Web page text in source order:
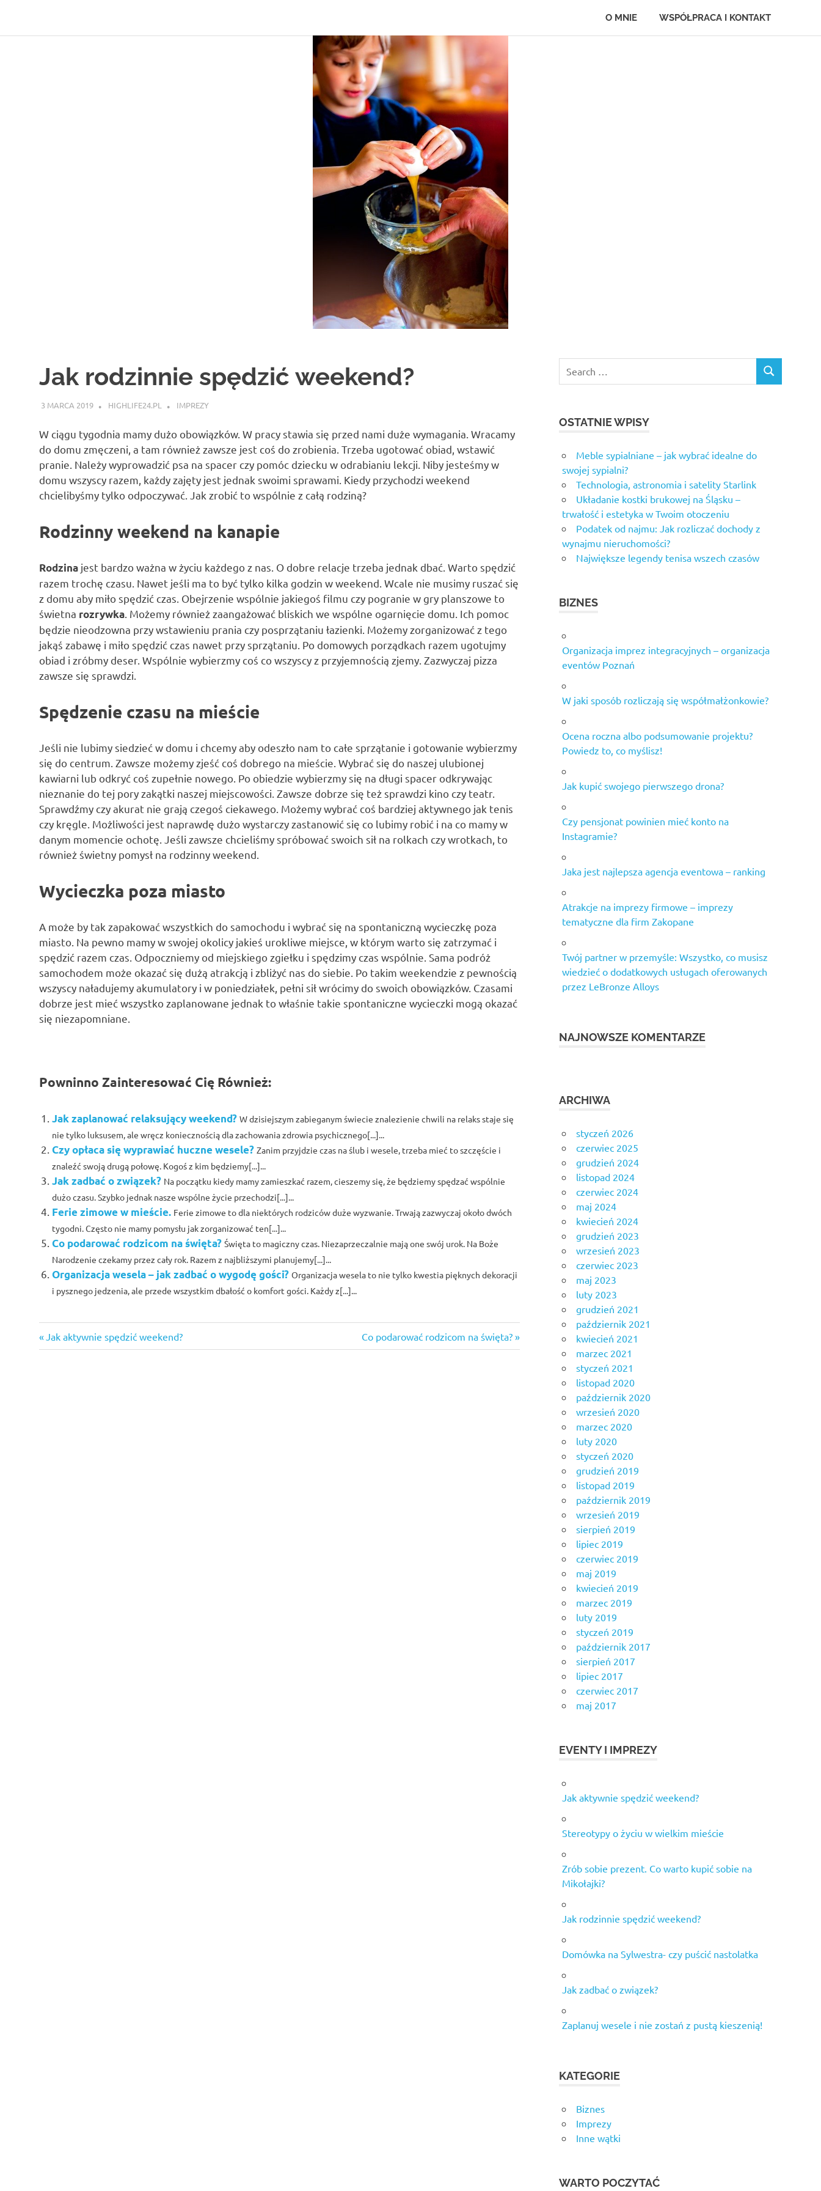
content highlife24.pl
O MNIE WSPÓŁPRACA I KONTAKT
Jak rodzinnie spędzić weekend?
3 MARCA 2019 HIGHLIFE24.PL IMPREZY
W ciągu tygodnia mamy dużo obowiązków. W pracy stawia się przed nami duże wymagania. Wracamy
do domu zmęczeni, a tam również zawsze jest coś do zrobienia. Trzeba ugotować obiad, wstawić
pranie. Należy wyprowadzić psa na spacer czy pomóc dziecku w odrabianiu lekcji. Niby jesteśmy w
domu wszyscy razem, każdy zajęty jest jednak swoimi sprawami. Kiedy przychodzi weekend
chcielibyśmy tylko odpoczywać. Jak zrobić to wspólnie z całą rodziną?
Rodzinny weekend na kanapie
Rodzina jest bardzo ważna w życiu każdego z nas. O dobre relacje trzeba jednak dbać. Warto spędzić
razem trochę czasu. Nawet jeśli ma to być tylko kilka godzin w weekend. Wcale nie musimy ruszać się
z domu aby miło spędzić czas. Obejrzenie wspólnie jakiegoś filmu czy pogranie w gry planszowe to
świetna rozrywka . Możemy również zaangażować bliskich we wspólne ogarnięcie domu. Ich pomoc
będzie nieodzowna przy wstawieniu prania czy posprzątaniu łazienki. Możemy zorganizować z tego
jakąś zabawę i miło spędzić czas nawet przy sprzątaniu. Po domowych porządkach razem ugotujmy
obiad i zróbmy deser. Wspólnie wybierzmy coś co wszyscy z przyjemnością zjemy. Zazwyczaj pizza
zawsze się sprawdzi.
Spędzenie czasu na mieście
Jeśli nie lubimy siedzieć w domu i chcemy aby odeszło nam to całe sprzątanie i gotowanie wybierzmy
się do centrum. Zawsze możemy zjeść coś dobrego na mieście. Wybrać się do naszej ulubionej
kawiarni lub odkryć coś zupełnie nowego. Po obiedzie wybierzmy się na długi spacer odkrywając
nieznanie do tej pory zakątki naszej miejscowości. Zawsze dobrze się też sprawdzi kino czy teatr.
Sprawdźmy czy akurat nie grają czegoś ciekawego. Możemy wybrać coś bardziej aktywnego jak tenis
czy kręgle. Możliwości jest naprawdę dużo wystarczy zastanowić się co lubimy robić i na co mamy w
danym momencie ochotę. Jeśli zawsze chcieliśmy spróbować swoich sił na rolkach czy wrotkach, to
również świetny pomysł na rodzinny weekend.
Wycieczka poza miasto
A może by tak zapakować wszystkich do samochodu i wybrać się na spontaniczną wycieczkę poza
miasto. Na pewno mamy w swojej okolicy jakieś urokliwe miejsce, w którym warto się zatrzymać i
spędzić razem czas. Odpoczniemy od miejskiego zgiełku i spędzimy czas wspólnie. Sama podróż
samochodem może okazać się dużą atrakcją i zbliżyć nas do siebie. Po takim weekendzie z pewnością
wszyscy naładujemy akumulatory i w poniedziałek, pełni sił wrócimy do swoich obowiązków. Czasami
dobrze jest mieć wszystko zaplanowane jednak to właśnie takie spontaniczne wycieczki mogą okazać
się niezapomniane.
Powninno Zainteresować Cię Również:
Jak zaplanować relaksujący weekend? W dzisiejszym zabieganym świecie znalezienie chwili na relaks staje się
nie tylko luksusem, ale wręcz koniecznością dla zachowania zdrowia psychicznego[...]...
Czy opłaca się wyprawiać huczne wesele? Zanim przyjdzie czas na ślub i wesele, trzeba mieć to szczęście i
znaleźć swoją drugą połowę. Kogoś z kim będziemy[...]...
Jak zadbać o związek? Na początku kiedy mamy zamieszkać razem, cieszemy się, że będziemy spędzać wspólnie
dużo czasu. Szybko jednak nasze wspólne życie przechodzi[...]...
Ferie zimowe w mieście. Ferie zimowe to dla niektórych rodziców duże wyzwanie. Trwają zazwyczaj około dwóch
tygodni. Często nie mamy pomysłu jak zorganizować ten[...]...
Co podarować rodzicom na święta? Święta to magiczny czas. Niezaprzeczalnie mają one swój urok. Na Boże
Narodzenie czekamy przez cały rok. Razem z najbliższymi planujemy[...]...
Organizacja wesela – jak zadbać o wygodę gości? Organizacja wesela to nie tylko kwestia pięknych dekoracji
i pysznego jedzenia, ale przede wszystkim dbałość o komfort gości. Każdy z[...]...
rodzina
Nawigacja
Previous
Post:
Jak aktywnie spędzić weekend?
Next
Post:
Co podarować rodzicom na święta?
SEARCH
OSTATNIE WPISY
Meble sypialniane – jak wybrać idealne do
swojej sypialni?
Technologia, astronomia i satelity Starlink
Układanie kostki brukowej na Śląsku –
trwałość i estetyka w Twoim otoczeniu
Podatek od najmu: Jak rozliczać dochody z
wynajmu nieruchomości?
Największe legendy tenisa wszech czasów
BIZNES
Organizacja imprez integracyjnych – organizacja
eventów Poznań
W jaki sposób rozliczają się współmałżonkowie?
Ocena roczna albo podsumowanie projektu?
Powiedz to, co myślisz!
Jak kupić swojego pierwszego drona?
Czy pensjonat powinien mieć konto na
Instagramie?
Jaka jest najlepsza agencja eventowa – ranking
Atrakcje na imprezy firmowe – imprezy
tematyczne dla firm Zakopane
Twój partner w przemyśle: Wszystko, co musisz
wiedzieć o dodatkowych usługach oferowanych
przez LeBronze Alloys
NAJNOWSZE KOMENTARZE
ARCHIWA
styczeń 2026
czerwiec 2025
grudzień 2024
listopad 2024
czerwiec 2024
maj 2024
kwiecień 2024
grudzień 2023
wrzesień 2023
czerwiec 2023
maj 2023
luty 2023
grudzień 2021
październik 2021
kwiecień 2021
marzec 2021
styczeń 2021
listopad 2020
październik 2020
wrzesień 2020
marzec 2020
luty 2020
styczeń 2020
grudzień 2019
listopad 2019
październik 2019
wrzesień 2019
sierpień 2019
lipiec 2019
czerwiec 2019
maj 2019
kwiecień 2019
marzec 2019
luty 2019
styczeń 2019
październik 2017
sierpień 2017
lipiec 2017
czerwiec 2017
maj 2017
EVENTY I IMPREZY
Jak aktywnie spędzić weekend?
Stereotypy o życiu w wielkim mieście
Zrób sobie prezent. Co warto kupić sobie na
Mikołajki?
Jak rodzinnie spędzić weekend?
Domówka na Sylwestra- czy puścić nastolatka
Jak zadbać o związek?
Zaplanuj wesele i nie zostań z pustą kieszenią!
KATEGORIE
Biznes
Imprezy
Inne wątki
WARTO POCZYTAĆ